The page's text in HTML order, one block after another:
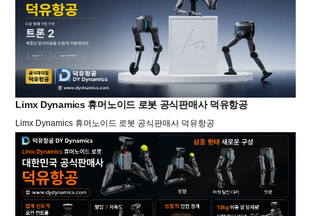
Limx Dynamics 휴머노이드 로봇 공식판매사 덕유항공
Limx Dynamics 휴머노이드 로봇 공식판매사 덕유항공